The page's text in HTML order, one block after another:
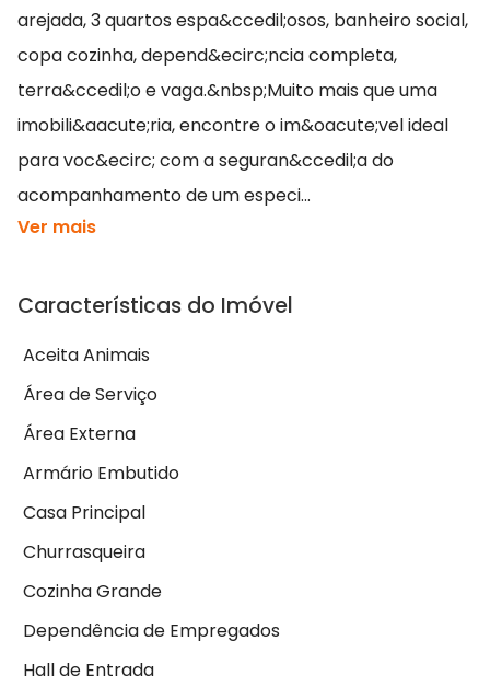
arejada, 3 quartos espa&ccedil;osos, banheiro social,
copa cozinha, depend&ecirc;ncia completa,
terra&ccedil;o e vaga.&nbsp;Muito mais que uma
imobili&aacute;ria, encontre o im&oacute;vel ideal
para voc&ecirc; com a seguran&ccedil;a do
acompanhamento de um especi...
Ver mais
Características do Imóvel
Aceita Animais
Área de Serviço
Área Externa
Armário Embutido
Casa Principal
Churrasqueira
Cozinha Grande
Dependência de Empregados
Hall de Entrada